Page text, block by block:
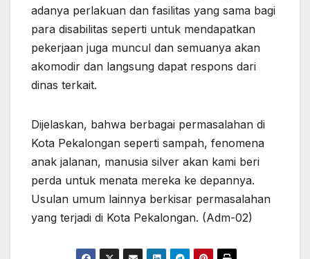
adanya perlakuan dan fasilitas yang sama bagi
para disabilitas seperti untuk mendapatkan
pekerjaan juga muncul dan semuanya akan
akomodir dan langsung dapat respons dari
dinas terkait.
Dijelaskan, bahwa berbagai permasalahan di
Kota Pekalongan seperti sampah, fenomena
anak jalanan, manusia silver akan kami beri
perda untuk menata mereka ke depannya.
Usulan umum lainnya berkisar permasalahan
yang terjadi di Kota Pekalongan. (Adm-02)